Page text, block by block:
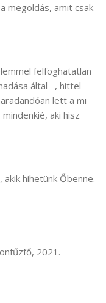
megoldás, amit csak
felfoghatatlan
által –, hittel
lett a mi
aki hisz
hihetünk Őbenne.
2021.